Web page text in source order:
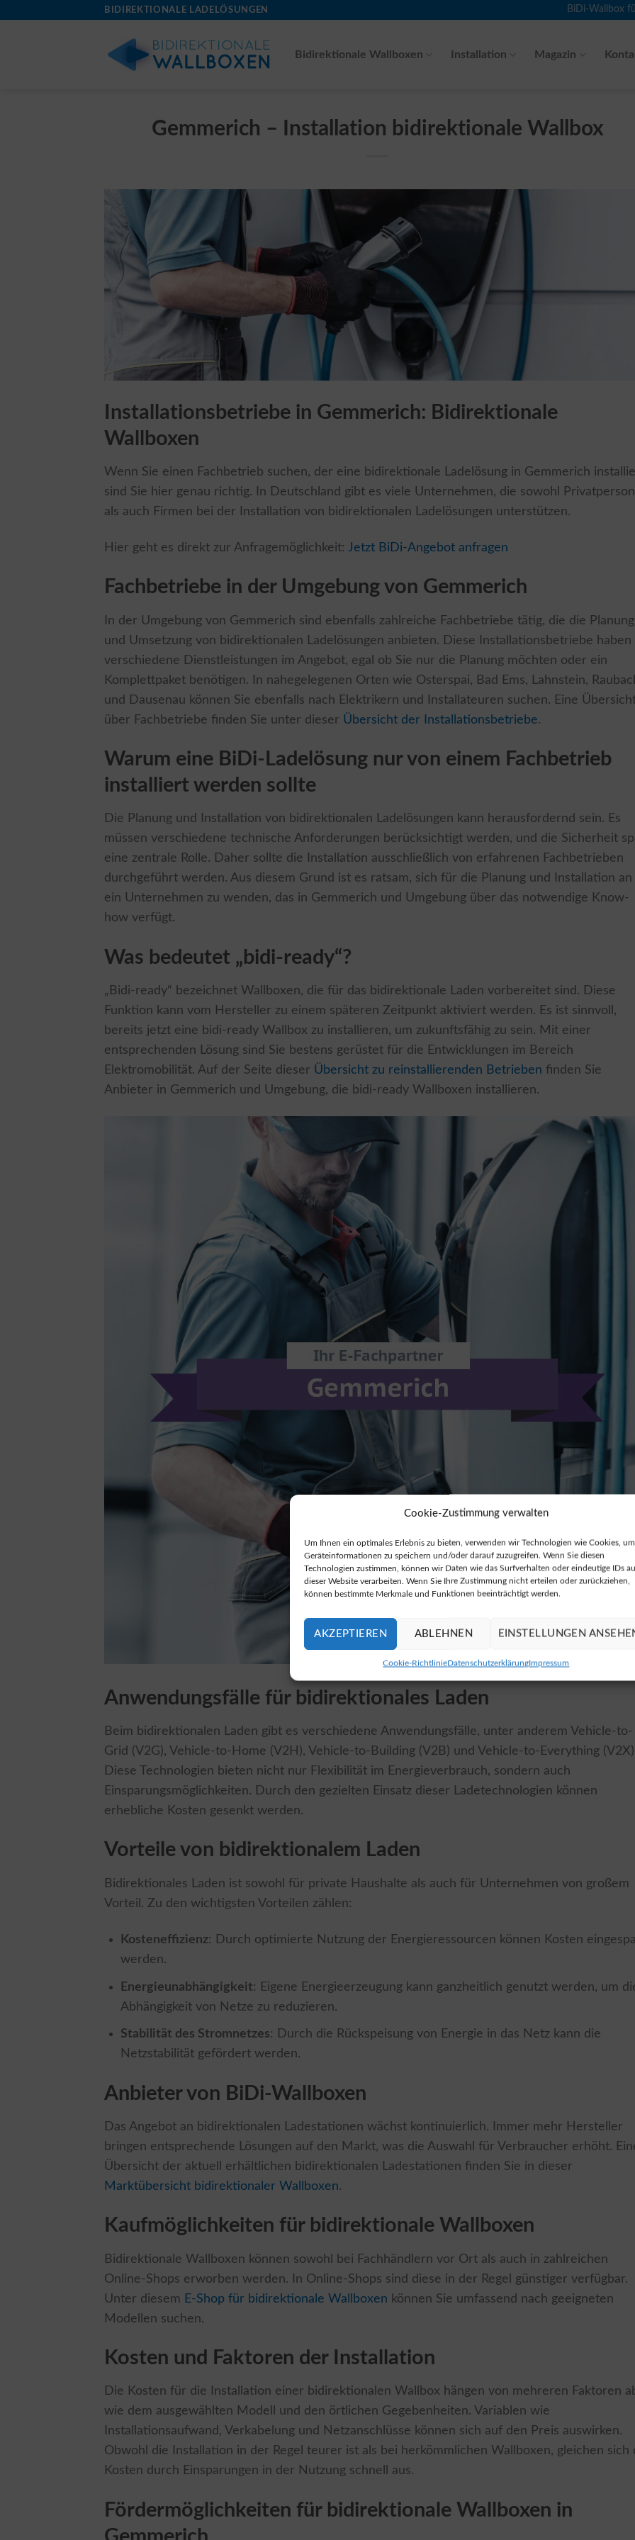
Cookie-Zustimmung verwalten
Um Ihnen ein optimales Erlebnis zu bieten, verwenden wir Technologien wie Cookies, um
Geräteinformationen zu speichern und/oder darauf zuzugreifen. Wenn Sie diesen
Technologien zustimmen, können wir Daten wie das Surfverhalten oder eindeutige IDs
dieser Website verarbeiten. Wenn Sie Ihre Zustimmung nicht erteilen oder zurückziehen,
können bestimmte Merkmale und Funktionen beeinträchtigt werden.
AKZEPTIEREN ABLEHNEN EINSTELLUNGEN
Cookie-RichtlinieDatenschutzerklärungImpressum
BIDIREKTIONALE LADELÖSUNGEN BiDi-Wallbox
Bidirektionale Wallboxen Installation Magazin
Gemmerich – Installation bidirektionale Wallbox
Installationsbetriebe in Gemmerich: Bidirektionale
Wallboxen
Wenn Sie einen Fachbetrieb suchen, der eine bidirektionale Ladelösung in Gemmerich
sind Sie hier genau richtig. In Deutschland gibt es viele Unternehmen, die sowohl
als auch Firmen bei der Installation von bidirektionalen Ladelösungen unterstützen.
Hier geht es direkt zur Anfragemöglichkeit: Jetzt BiDi-Angebot anfragen
Fachbetriebe in der Umgebung von Gemmerich
In der Umgebung von Gemmerich sind ebenfalls zahlreiche Fachbetriebe tätig, die die Planung
und Umsetzung von bidirektionalen Ladelösungen anbieten. Diese Installationsbetriebe haben
verschiedene Dienstleistungen im Angebot, egal ob Sie nur die Planung möchten oder ein
Komplettpaket benötigen. In nahegelegenen Orten wie Osterspai, Bad Ems, Lahnstein,
und Dausenau können Sie ebenfalls nach Elektrikern und Installateuren suchen. Eine
über Fachbetriebe finden Sie unter dieser Übersicht der Installationsbetriebe.
Warum eine BiDi-Ladelösung nur von einem Fachbetrieb
installiert werden sollte
Die Planung und Installation von bidirektionalen Ladelösungen kann herausfordernd sein. Es
müssen verschiedene technische Anforderungen berücksichtigt werden, und die Sicherheit
eine zentrale Rolle. Daher sollte die Installation ausschließlich von erfahrenen Fachbetrieben
durchgeführt werden. Aus diesem Grund ist es ratsam, sich für die Planung und Installation an
ein Unternehmen zu wenden, das in Gemmerich und Umgebung über das notwendige Know-
how verfügt.
Was bedeutet „bidi-ready“?
„Bidi-ready“ bezeichnet Wallboxen, die für das bidirektionale Laden vorbereitet sind. Diese
Funktion kann vom Hersteller zu einem späteren Zeitpunkt aktiviert werden. Es ist sinnvoll,
bereits jetzt eine bidi-ready Wallbox zu installieren, um zukunftsfähig zu sein. Mit einer
entsprechenden Lösung sind Sie bestens gerüstet für die Entwicklungen im Bereich
Elektromobilität. Auf der Seite dieser Übersicht zu reinstallierenden Betrieben finden Sie
Anbieter in Gemmerich und Umgebung, die bidi-ready Wallboxen installieren.
Anwendungsfälle für bidirektionales Laden
Beim bidirektionalen Laden gibt es verschiedene Anwendungsfälle, unter anderem Vehicle-to-
Grid (V2G), Vehicle-to-Home (V2H), Vehicle-to-Building (V2B) und Vehicle-to-Everything
Diese Technologien bieten nicht nur Flexibilität im Energieverbrauch, sondern auch
Einsparungsmöglichkeiten. Durch den gezielten Einsatz dieser Ladetechnologien können
erhebliche Kosten gesenkt werden.
Vorteile von bidirektionalem Laden
Bidirektionales Laden ist sowohl für private Haushalte als auch für Unternehmen von großem
Vorteil. Zu den wichtigsten Vorteilen zählen:
Kosteneffizienz: Durch optimierte Nutzung der Energieressourcen können Kosten
werden.
Energieunabhängigkeit: Eigene Energieerzeugung kann ganzheitlich genutzt werden, um
Abhängigkeit von Netze zu reduzieren.
Stabilität des Stromnetzes: Durch die Rückspeisung von Energie in das Netz kann die
Netzstabilität gefördert werden.
Anbieter von BiDi-Wallboxen
Das Angebot an bidirektionalen Ladestationen wächst kontinuierlich. Immer mehr Hersteller
bringen entsprechende Lösungen auf den Markt, was die Auswahl für Verbraucher erhöht.
Übersicht der aktuell erhältlichen bidirektionalen Ladestationen finden Sie in dieser
Marktübersicht bidirektionaler Wallboxen.
Kaufmöglichkeiten für bidirektionale Wallboxen
Bidirektionale Wallboxen können sowohl bei Fachhändlern vor Ort als auch in zahlreichen
Online-Shops erworben werden. In Online-Shops sind diese in der Regel günstiger verfügbar.
Unter diesem E-Shop für bidirektionale Wallboxen können Sie umfassend nach geeigneten
Modellen suchen.
Kosten und Faktoren der Installation
Die Kosten für die Installation einer bidirektionalen Wallbox hängen von mehreren Faktoren
wie dem ausgewählten Modell und den örtlichen Gegebenheiten. Variablen wie
Installationsaufwand, Verkabelung und Netzanschlüsse können sich auf den Preis auswirken.
Obwohl die Installation in der Regel teurer ist als bei herkömmlichen Wallboxen, gleichen sich
Kosten durch Einsparungen in der Nutzung schnell aus.
Fördermöglichkeiten für bidirektionale Wallboxen in